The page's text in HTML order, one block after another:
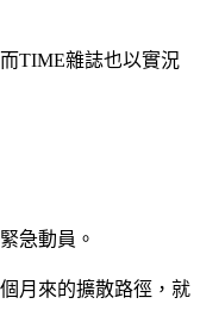
TIME雜誌也以實況
急動員。
月來的擴散路徑，就